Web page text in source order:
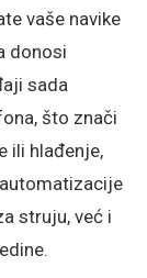
vaše navike
donosi
sada
što znači
ili hlađenje,
struju, već i